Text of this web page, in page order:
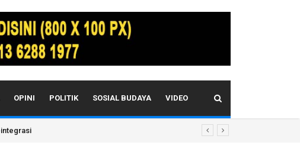
OPINI POLITIK SOSIAL BUDAYA VIDEO